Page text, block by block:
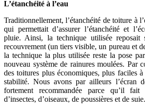
L’étanchéité à l’eau
Traditionnellement, l’étanchéité de toiture à
qui permettait d’assurer l’étanchéité et
pluie. Ainsi, la technique utilisée
recouvrement (un tiers visible, un pureau et
la technique la plus utilisée reste la pose
nouveau système de rainures moulées. Par
des toitures plus économiques, plus faciles
stabilité. Nous avons par ailleurs l’écran
fortement recommandée parce qu’il fait
d’insectes, d’oiseaux, de poussières et de suie.